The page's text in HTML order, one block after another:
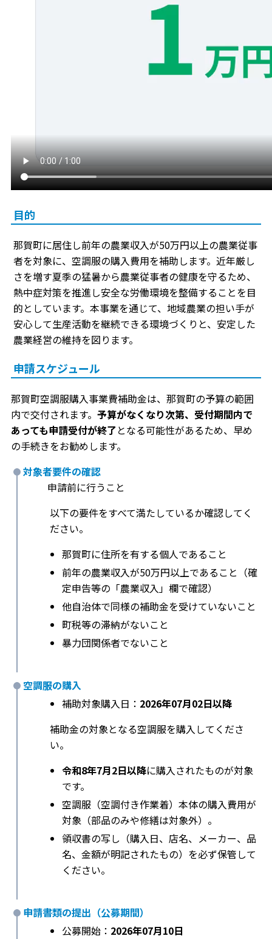
目的
那賀町に居住し前年の農業収入が50万円以上の農業従事
者を対象に、空調服の購入費用を補助します。近年厳し
さを増す夏季の猛暑から農業従事者の健康を守るため、
熱中症対策を推進し安全な労働環境を整備することを目
的としています。本事業を通じて、地域農業の担い手が
安心して生産活動を継続できる環境づくりと、安定した
農業経営の維持を図ります。
申請スケジュール
那賀町空調服購入事業費補助金は、那賀町の予算の範囲
内で交付されます。 予算がなくなり次第、受付期間内で
あっても申請受付が終了となる可能性があるため、早め
の手続きをお勧めします。
対象者要件の確認
申請前に行うこと
以下の要件をすべて満たしているか確認してく
ださい。
那賀町に住所を有する個人であること
前年の農業収入が50万円以上であること（確
定申告等の「農業収入」欄で確認）
他自治体で同様の補助金を受けていないこと
町税等の滞納がないこと
暴力団関係者でないこと
空調服の購入
補助対象購入日： 2026年07月02日以降
補助金の対象となる空調服を購入してくださ
い。
令和8年7月2日以降に購入されたものが対象
です。
空調服（空調付き作業着）本体の購入費用が
対象（部品のみや修繕は対象外）。
領収書の写し（購入日、店名、メーカー、品
名、金額が明記されたもの）を必ず保管して
ください。
申請書類の提出（公募期間）
公募開始： 2026年07月10日